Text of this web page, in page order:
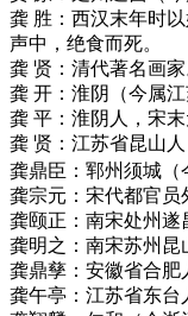
龚 胜：西汉末年时
声中，绝食而死。
龚 贤：清代著名画
龚 开：淮阴（今属
龚 平：淮阴人，宋
龚 贤：江苏省昆山
龚鼎臣：郓州须城（
龚宗元：宋代都官员
龚颐正：南宋处州遂
龚明之：南宋苏州昆
龚鼎孳：安徽省合肥
龚午亭：江苏省东台